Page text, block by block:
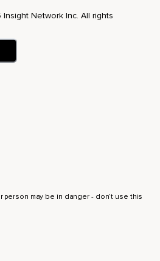
con la que me debería
en particular,
Network Inc. All rights
person may be in danger - don’t use this